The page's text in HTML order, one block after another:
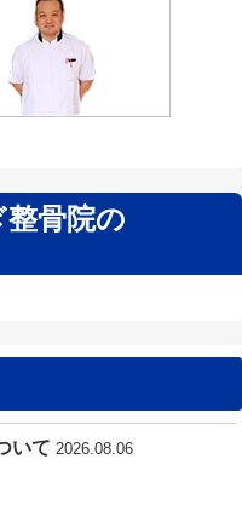
骨院の
いて 2026.08.06